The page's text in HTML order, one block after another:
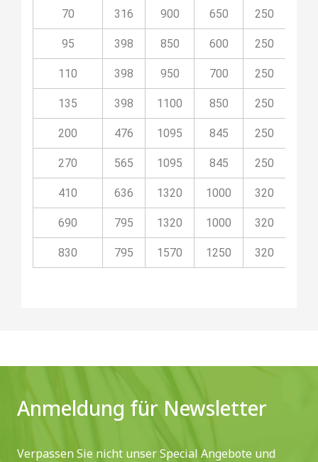
70 316 900 650 250
95 398 850 600 250
110 398 950 700 250
135 398 1100 850 250
200 476 1095 845 250
270 565 1095 845 250
410 636 1320 1000 320
690 795 1320 1000 320
830 795 1570 1250 320
Anmeldung für Newsletter
Verpassen Sie nicht unser Special Angebote und